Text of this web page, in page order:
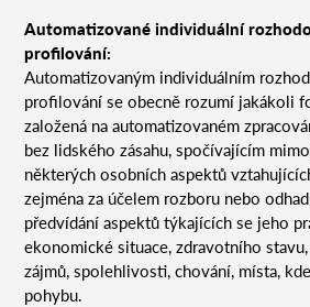
Automatizované individuální
profilování:
Automatizovaným individuálním
profilování se obecně rozumí jakákoli
založená na automatizovaném
bez lidského zásahu, spočívajícím
některých osobních aspektů
zejména za účelem rozboru nebo
předvídání aspektů týkajících se jeho
ekonomické situace, zdravotního
zájmů, spolehlivosti, chování, místa,
pohybu.